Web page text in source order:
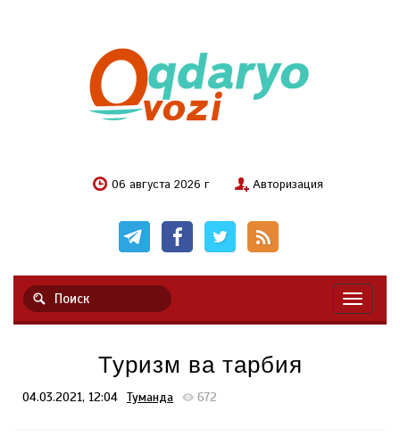
06 августа 2026 г Авторизация
Туризм ва тарбия
04.03.2021, 12:04 Туманда 672